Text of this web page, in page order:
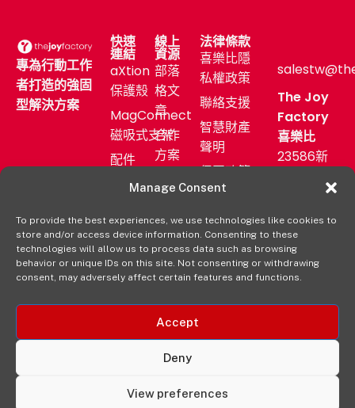
Manage Consent
To provide the best experiences, we use technologies like cookies to
store and/or access device information. Consenting to these
technologies will allow us to process data such as browsing
behavior or unique IDs on this site. Not consenting or withdrawing
consent, may adversely affect certain features and functions.
Accept
Deny
View preferences
專為行動工作
者打造的強固
型解決方案
快速
連結
aXtion
保護殼
MagConnect
磁吸式支架
配件
產業
購買
aXtion→
線上
資源
部落
格文
章
合作
方案
售後
服務
新聞
發佈
室
通路
法律條款
喜樂比隱
私權政策
聯絡支援
智慧財產
聲明
保固政策
The Joy
Factory
喜樂比
23586新
區中正路
872號11F
(02)
2222-
9827